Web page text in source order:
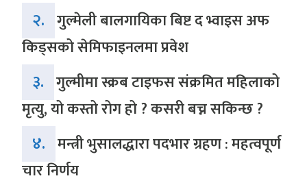
२. गुल्मेली बालगायिका बिष्ट द भ्वाइस अफ
किड्सको सेमिफाइनलमा प्रवेश
३. गुल्मीमा स्क्रब टाइफस संक्रमित महिलाको
मृत्यु, यो कस्तो रोग हो ? कसरी बच्न सकिन्छ ?
४. मन्त्री भुसालद्धारा पदभार ग्रहण : महत्वपूर्ण
चार निर्णय